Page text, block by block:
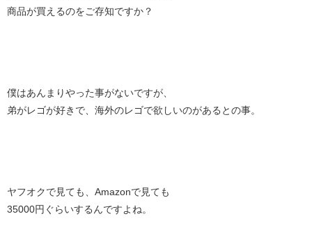
商品が買えるのをご存知ですか？
僕はあんまりやった事がないですが、
弟がレゴが好きで、海外のレゴで欲しいのがあるとの事。
ヤフオクで見ても、Amazonで見ても
35000円ぐらいするんですよね。